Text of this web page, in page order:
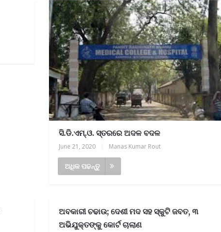
ସି.ଡି.ଏମ୍.ଓ. ସ୍ତରରେ ଅଦଳ ବଦଳ
June 21, 2020 Manas Kumar Rout
ଅଧିକ ପଢନ୍ତୁ
ଅବକାରୀ ଚଢାଉ; ଦେଶୀ ମଦ ସହ ସ୍କୁଟି ଜବତ, ୩
ଅଭିଯୁକ୍ତଙ୍କୁ କୋର୍ଟ ଚାଲାଣ